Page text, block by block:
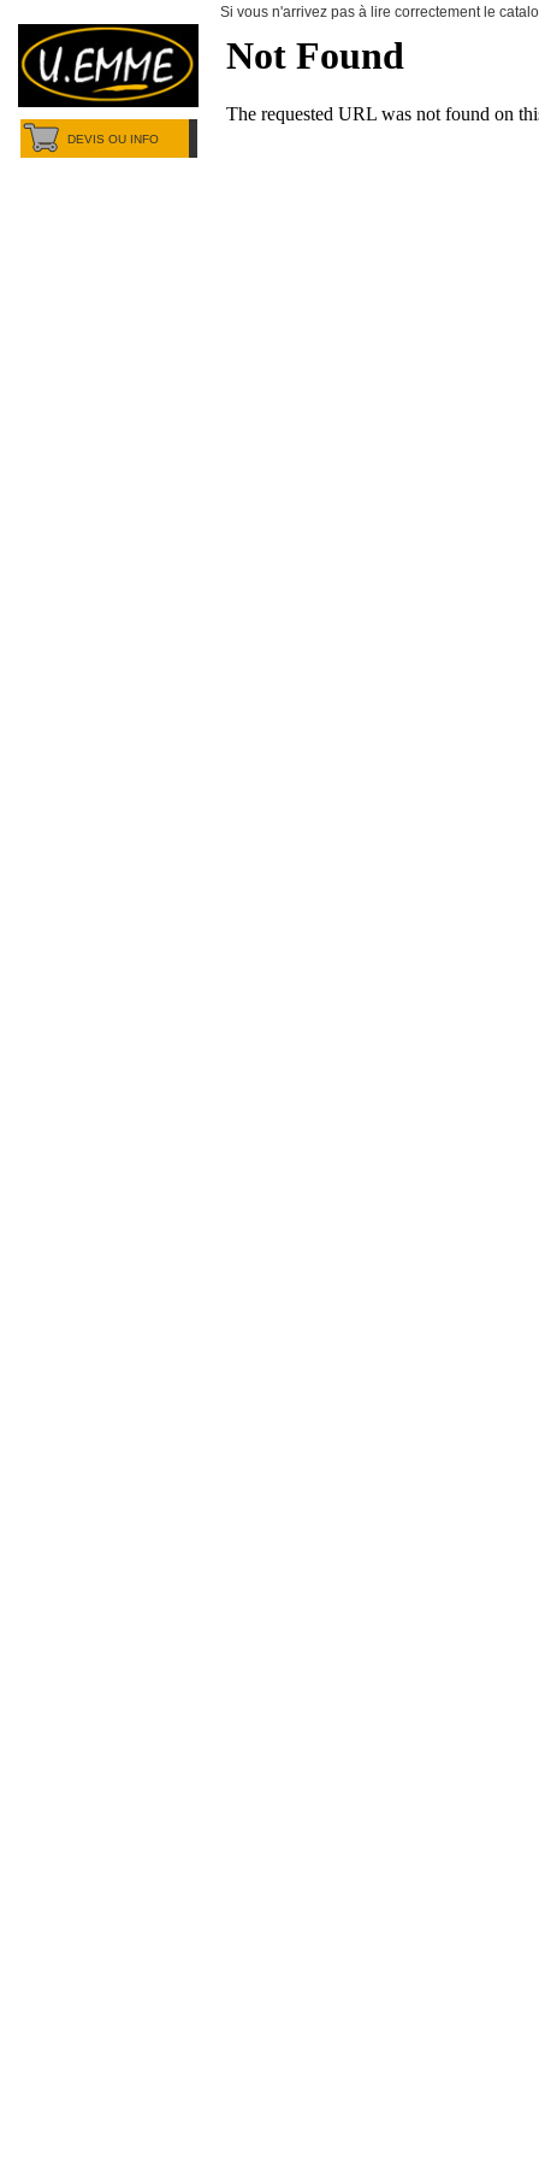
Si vous n'arrivez pas à lire correctement le
DEVIS OU INFO